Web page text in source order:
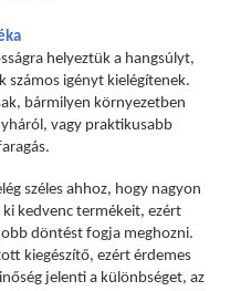
helyeztük a hangsúlyt,
számos igényt kielégítenek.
bármilyen környezetben
vagy praktikusabb
széles ahhoz, hogy nagyon
kedvenc termékeit, ezért
döntést fogja meghozni.
kiegészítő, ezért érdemes
jelenti a különbséget, az